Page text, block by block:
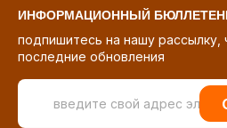
ИНФОРМАЦИОННЫЙ
подпишитесь на нашу рассылку,
последние обновления